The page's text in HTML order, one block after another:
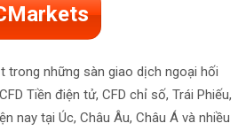
trong những sàn giao dịch ngoại hối
Tiền điện tử, CFD chỉ số, Trái Phiếu,
nay tại Úc, Châu Âu, Châu Á và nhiều